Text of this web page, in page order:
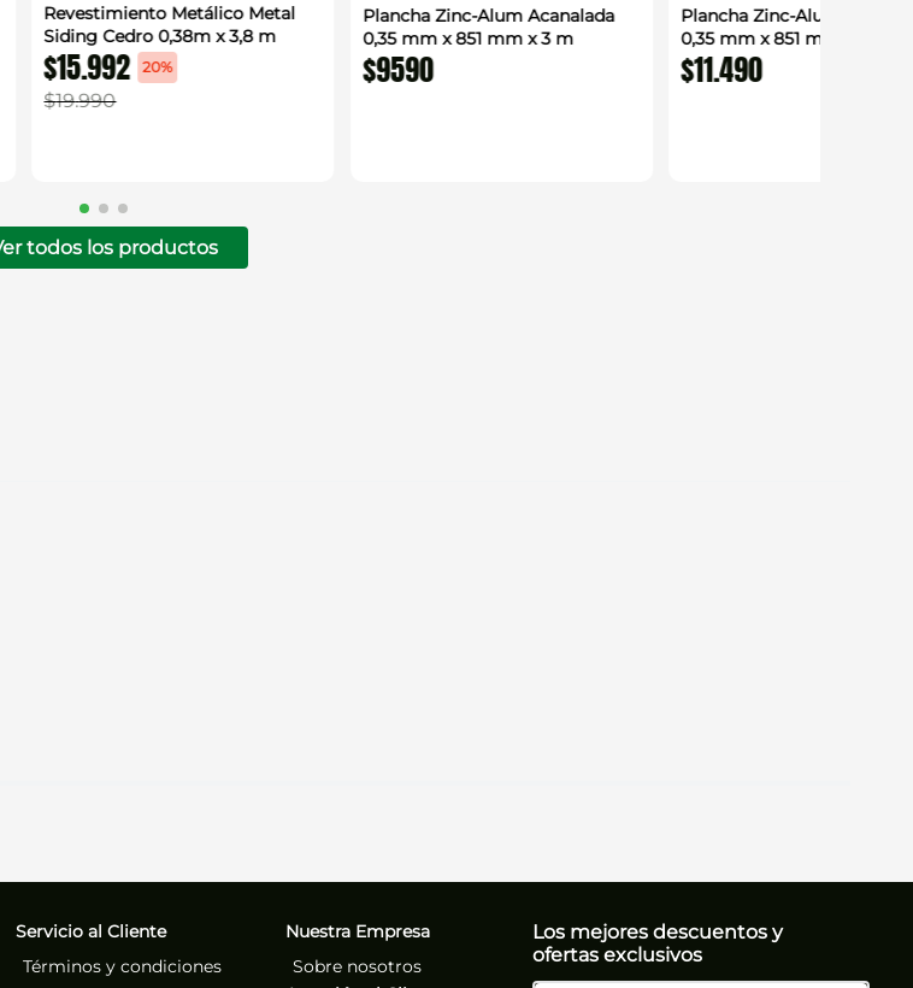
Revestimiento Metálico Metal
Siding Cedro 0,38m x 3,8 m
$15.992 20%
$19.990
Plancha Zinc-Alum Acanalada
0,35 mm x 851 mm x 3 m
$9590
Plancha Zinc-Alum
0,35 mm x 851 mm x 3,66
$11.490
todos los productos
Servicio al Cliente
Términos y condiciones
Nuestra Empresa
Sobre nosotros
Los mejores descuentos y
ofertas exclusivos